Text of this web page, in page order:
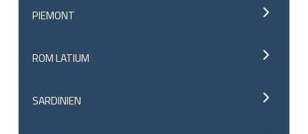
PIEMONT
ROM LATIUM
SARDINIEN